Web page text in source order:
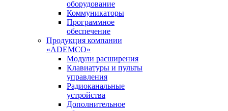
оборудование
Коммуникаторы
Программное
обеспечение
Продукция компании
«ADEMCO»
Модули расширения
Клавиатуры и пульты
управления
Радиоканальные
устройства
Дополнительное